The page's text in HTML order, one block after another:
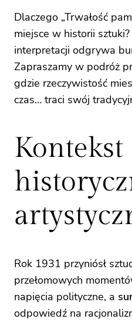
Dlaczego „Trwałość
miejsce w historii
interpretacji odgrywa
Zapraszamy w podróż
gdzie rzeczywistość
czas… traci swój
Kontekst
Rok 1931 przyniósł
przełomowych
napięcia polityczne, a
odpowiedź na